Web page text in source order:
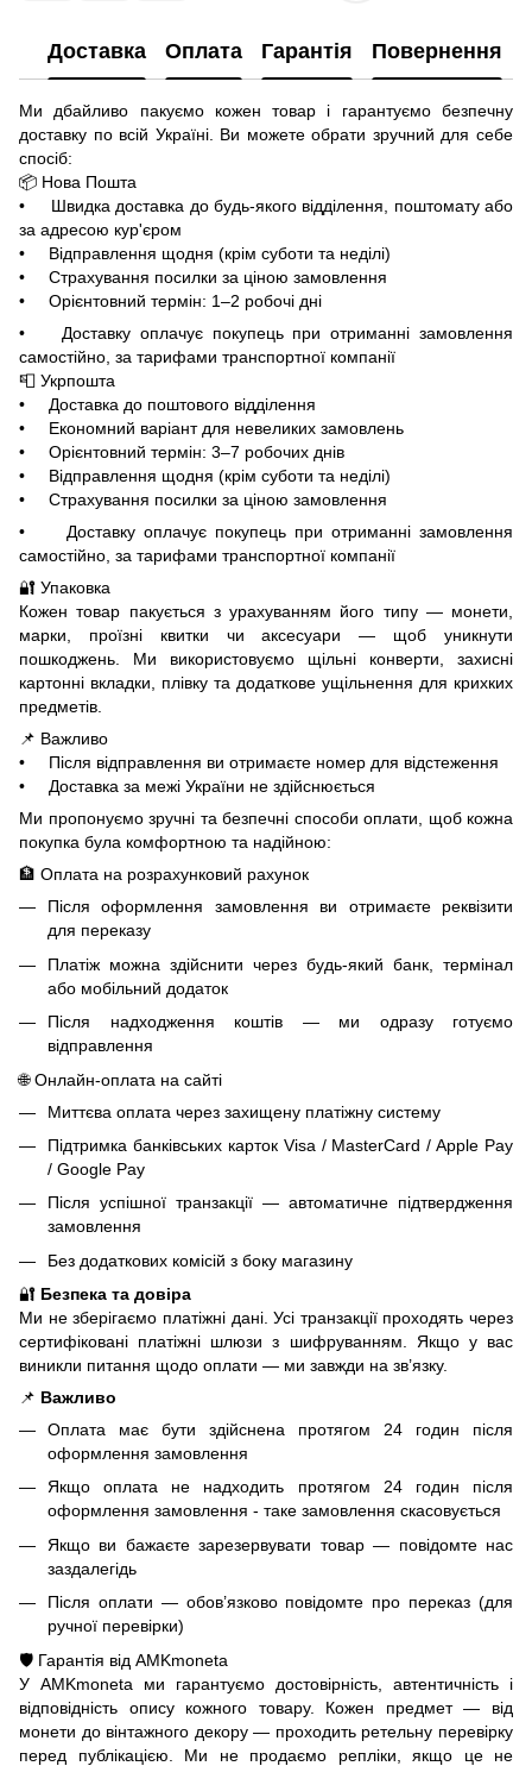
Доставка Оплата Гарантія Повернення
Ми дбайливо пакуємо кожен товар і гарантуємо безпечну
доставку по всій Україні. Ви можете обрати зручний для себе
спосіб:
📦 Нова Пошта
• Швидка доставка до будь-якого відділення, поштомату або
за адресою кур'єром
• Відправлення щодня (крім суботи та неділі)
• Страхування посилки за ціною замовлення
• Орієнтовний термін: 1–2 робочі дні
• Доставку оплачує покупець при отриманні замовлення
самостійно, за тарифами транспортної компанії
📮 Укрпошта
• Доставка до поштового відділення
• Економний варіант для невеликих замовлень
• Орієнтовний термін: 3–7 робочих днів
• Відправлення щодня (крім суботи та неділі)
• Страхування посилки за ціною замовлення
• Доставку оплачує покупець при отриманні замовлення
самостійно, за тарифами транспортної компанії
🔐 Упаковка
Кожен товар пакується з урахуванням його типу — монети,
марки, проїзні квитки чи аксесуари — щоб уникнути
пошкоджень. Ми використовуємо щільні конверти, захисні
картонні вкладки, плівку та додаткове ущільнення для крихких
предметів.
📌 Важливо
• Після відправлення ви отримаєте номер для відстеження
• Доставка за межі України не здійснюється
Ми пропонуємо зручні та безпечні способи оплати, щоб кожна
покупка була комфортною та надійною:
🏦 Оплата на розрахунковий рахунок
Після оформлення замовлення ви отримаєте реквізити
для переказу
Платіж можна здійснити через будь-який банк, термінал
або мобільний додаток
Після надходження коштів — ми одразу готуємо
відправлення
🌐 Онлайн-оплата на сайті
Миттєва оплата через захищену платіжну систему
Підтримка банківських карток Visa / MasterCard / Apple Pay
/ Google Pay
Після успішної транзакції — автоматичне підтвердження
замовлення
Без додаткових комісій з боку магазину
🔐 Безпека та довіра
Ми не зберігаємо платіжні дані. Усі транзакції проходять через
сертифіковані платіжні шлюзи з шифруванням. Якщо у вас
виникли питання щодо оплати — ми завжди на зв’язку.
📌 Важливо
Оплата має бути здійснена протягом 24 годин після
оформлення замовлення
Якщо оплата не надходить протягом 24 годин після
оформлення замовлення - таке замовлення скасовується
Якщо ви бажаєте зарезервувати товар — повідомте нас
заздалегідь
Після оплати — обов’язково повідомте про переказ (для
ручної перевірки)
🛡️ Гарантія від AMKmoneta
У AMKmoneta ми гарантуємо достовірність, автентичність і
відповідність опису кожного товару. Кожен предмет — від
монети до вінтажного декору — проходить ретельну перевірку
перед публікацією. Ми не продаємо репліки, якщо це не